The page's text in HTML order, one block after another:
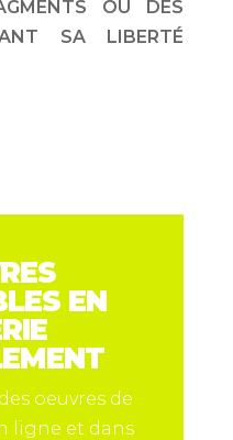
OU DES
SA LIBERTÉ
EN
oeuvres de
ligne et dans